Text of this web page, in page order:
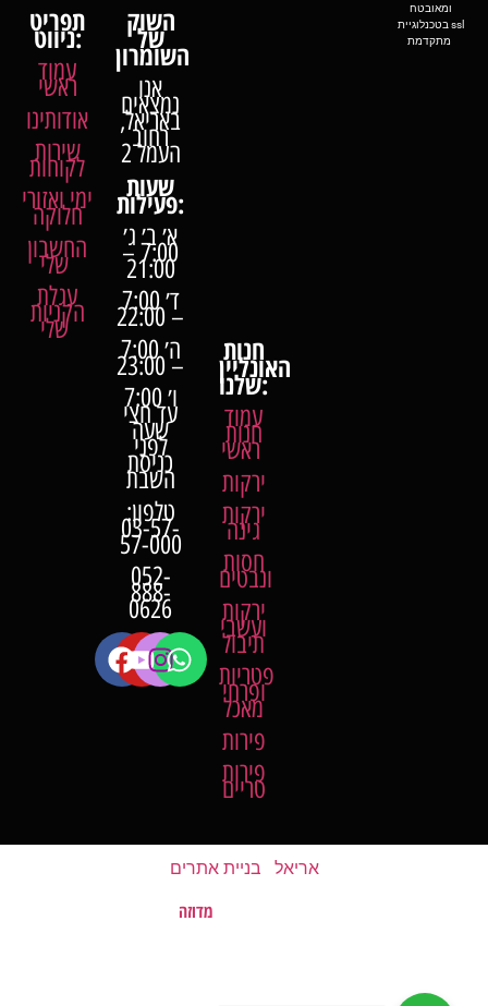
תפריט
ניווט:
עמוד
ראשי
אודותינו
שירות
לקוחות
ימי ואזורי
חלוקה
החשבון
שלי
עגלת
הקניות
שלי
השוק
של
אנו
נמצאים
באריאל,
רחוב
העמל 2
שעותפעילות:
א׳ ב׳ ג׳
7:00 –
21:00
ד׳ 7:00
– 22:00
ה׳ 7:00
– 23:00
ו׳ 7:00
עד חצי
שעה
לפני
כניסת
השבת
טלפון:
03-57-
57-000
052-
888-
0626
חנות
האונליין
שלנו:
עמוד
חנות
ראשי
ירקות
ירקות
גינה
חסות
ונבטים
ירקות
ועשבי
תיבול
פטריות
ופרחי
מאכל
פירות
פירות
טריים
ומאובטח
בטכנלוגיית ssl
אריאל בניית אתרים
האתר נבנה על ידימדוזה